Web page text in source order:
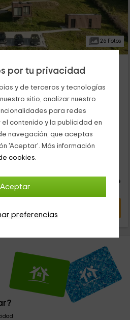
por tu privacidad
y de terceros y tecnologías
sitio, analizar nuestro
para redes
contenido y la publicidad en
navegación, que aceptas
'Aceptar'. Más información
cookies.
Aceptar
preferencias
26 Fotos
Reservado 2 veces
4 habitaciones
4 baños
se encuentra dentro de la
es un destino con encanto para
un total de 4
con capacidad para 2 personas y
persona y noche